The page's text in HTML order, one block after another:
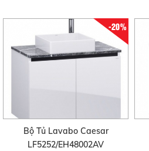
-20%
Bộ Tủ Lavabo Caesar
LF5252/EH48002AV